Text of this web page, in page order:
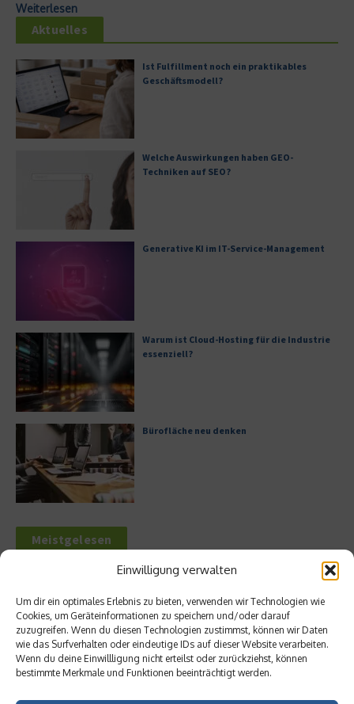
Einwilligung verwalten
Um dir ein optimales Erlebnis zu bieten, verwenden wir Technologien wie
Cookies, um Geräteinformationen zu speichern und/oder darauf
zuzugreifen. Wenn du diesen Technologien zustimmst, können wir Daten
wie das Surfverhalten oder eindeutige IDs auf dieser Website verarbeiten.
Wenn du deine Einwillligung nicht erteilst oder zurückziehst, können
bestimmte Merkmale und Funktionen beeinträchtigt werden.
Weiterlesen
Aktuelles
Ist Fulfillment noch ein praktikables
Geschäftsmodell?
Welche Auswirkungen haben GEO-
Techniken auf SEO?
Generative KI im IT-Service-Management
Warum ist Cloud-Hosting für die Industrie
essenziell?
Bürofläche neu denken
Meistgelesen
Leitfaden zur Eröffnung eines
Hilton Worldwide: Eine Ikone der globalen
Hotellerie im Wandel der Zeit